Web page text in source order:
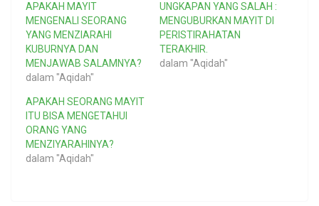
APAKAH MAYIT
MENGENALI SEORANG
YANG MENZIARAHI
KUBURNYA DAN
MENJAWAB SALAMNYA?
dalam "Aqidah"
UNGKAPAN YANG SALAH :
MENGUBURKAN MAYIT DI
PERISTIRAHATAN
TERAKHIR.
dalam "Aqidah"
APAKAH SEORANG MAYIT
ITU BISA MENGETAHUI
ORANG YANG
MENZIYARAHINYA?
dalam "Aqidah"